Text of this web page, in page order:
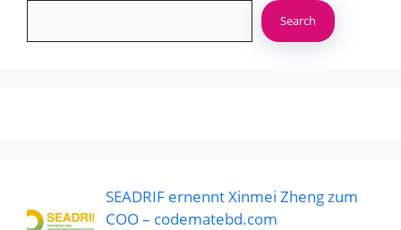
Search
SEADRIF ernennt Xinmei Zheng zum
COO – codematebd.com